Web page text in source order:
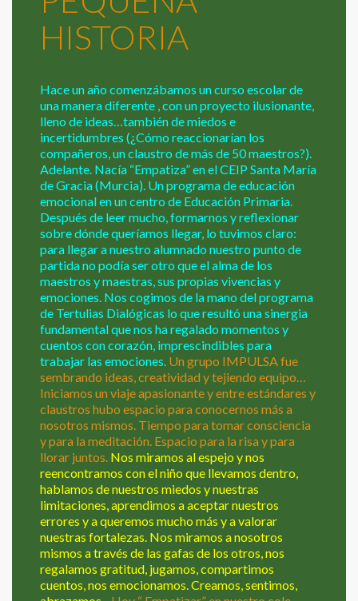
HISTORIA
Hace un año comenzábamos un curso escolar de
una manera diferente , con un proyecto ilusionante,
lleno de ideas…también de miedos e
incertidumbres (¿Cómo reaccionarían los
compañeros, un claustro de más de 50 maestros?).
Adelante. Nacía “Empatiza” en el CEIP Santa María
de Gracia (Murcia). Un programa de educación
emocional en un centro de Educación Primaria.
Después de leer mucho, formarnos y reflexionar
sobre dónde queríamos llegar, lo tuvimos claro:
para llegar a nuestro alumnado nuestro punto de
partida no podía ser otro que el alma de los
maestros y maestras, sus propias vivencias y
emociones. Nos cogimos de la mano del programa
de Tertulias Dialógicas lo que resultó una sinergia
fundamental que nos ha regalado momentos y
cuentos con corazón, imprescindibles para
trabajar las emociones. Un grupo IMPULSA fue
sembrando ideas, creatividad y tejiendo equipo…
Iniciamos un viaje apasionante y entre estándares y
claustros hubo espacio para conocernos más a
nosotros mismos. Tiempo para tomar consciencia
y para la meditación. Espacio para la risa y para
llorar juntos. Nos miramos al espejo y nos
reencontramos con el niño que llevamos dentro,
hablamos de nuestros miedos y nuestras
limitaciones, aprendimos a aceptar nuestros
errores y a queremos mucho más y a valorar
nuestras fortalezas. Nos miramos a nosotros
mismos a través de las gafas de los otros, nos
regalamos gratitud, jugamos, compartimos
cuentos, nos emocionamos. Creamos, sentimos,